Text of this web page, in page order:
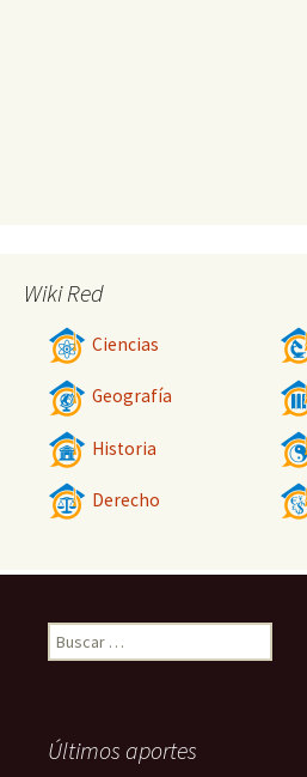
Wiki Red
Ciencias
Geografía
Historia
Derecho
Buscar:
Últimos aportes